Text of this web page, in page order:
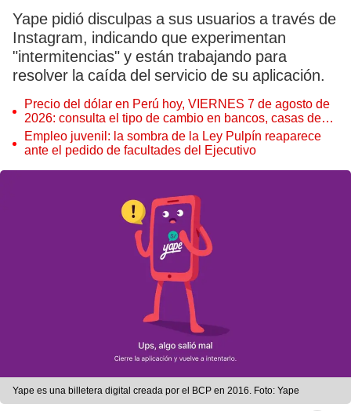
Yape pidió disculpas a sus usuarios a través de
Instagram, indicando que experimentan
"intermitencias" y están trabajando para
resolver la caída del servicio de su aplicación.
Precio del dólar en Perú hoy, VIERNES 7 de agosto de
2026: consulta el tipo de cambio en bancos, casas de
cambio y plataformas digitales
Empleo juvenil: la sombra de la Ley Pulpín reaparece
ante el pedido de facultades del Ejecutivo
Yape es una billetera digital creada por el BCP en 2016. Foto: Yape